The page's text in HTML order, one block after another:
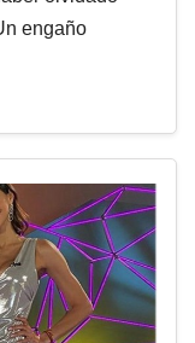
engaño